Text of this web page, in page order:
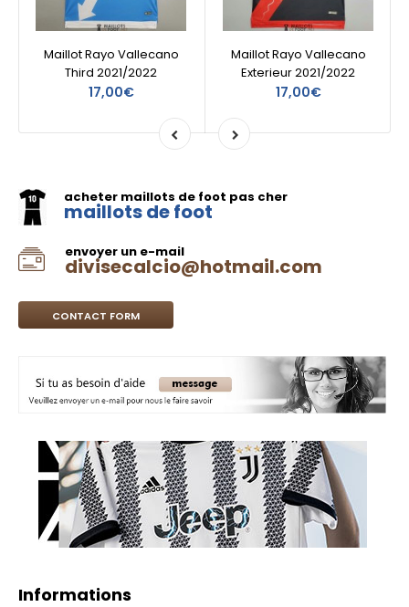
Maillot Rayo Vallecano
Third 2021/2022
17,00€
Maillot Rayo Vallecano
Exterieur 2021/2022
17,00€
acheter maillots de foot pas cher
maillots de foot
envoyer un e-mail
divisecalcio@hotmail.com
CONTACT FORM
Informations